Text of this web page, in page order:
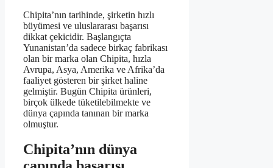
Chipita’nın tarihinde, şirketin hızlı
büyümesi ve uluslararası başarısı
dikkat çekicidir. Başlangıçta
Yunanistan’da sadece birkaç fabrikası
olan bir marka olan Chipita, hızla
Avrupa, Asya, Amerika ve Afrika’da
faaliyet gösteren bir şirket haline
gelmiştir. Bugün Chipita ürünleri,
birçok ülkede tüketilebilmekte ve
dünya çapında tanınan bir marka
olmuştur.
Chipita’nın dünya